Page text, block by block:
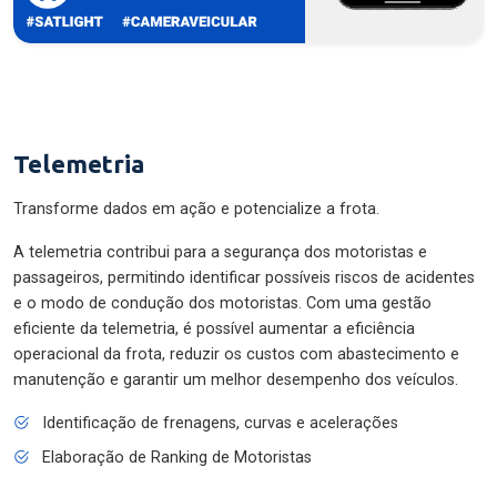
Telemetria
Transforme dados em ação e potencialize a frota.
A telemetria contribui para a segurança dos motoristas e
passageiros, permitindo identificar possíveis riscos de acidentes
e o modo de condução dos motoristas. Com uma gestão
eficiente da telemetria, é possível aumentar a eficiência
operacional da frota, reduzir os custos com abastecimento e
manutenção e garantir um melhor desempenho dos veículos.
Identificação de frenagens, curvas e acelerações
Elaboração de Ranking de Motoristas